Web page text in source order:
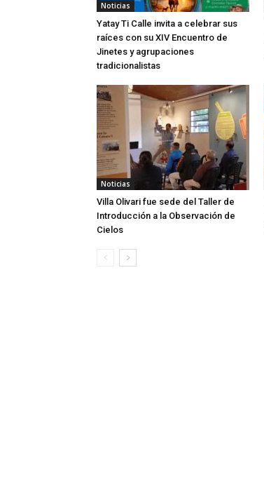
Noticias
Yatay Ti Calle invita a celebrar sus
raíces con su XIV Encuentro de
Jinetes y agrupaciones
tradicionalistas
Noticias
Villa Olivari fue sede del Taller de
Introducción a la Observación de
Cielos